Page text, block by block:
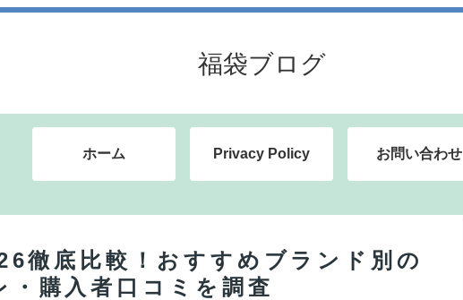
福袋ブログ
ホーム Privacy Policy お問い合わせ
徹底比較！おすすめブランド別の
・購入者口コミを調査